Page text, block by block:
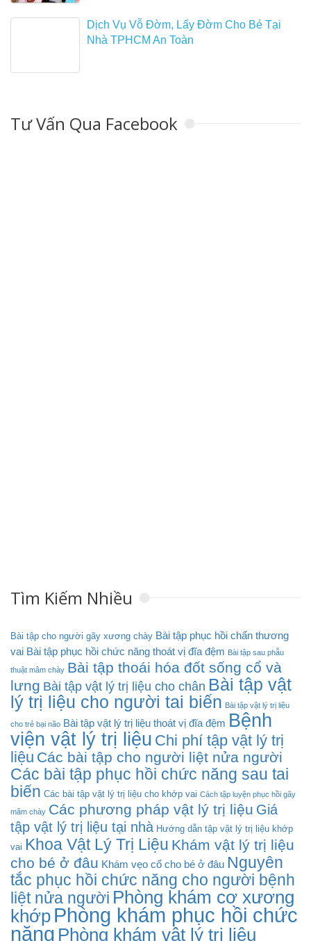
Dịch Vụ Vỗ Đờm, Lấy Đờm Cho Bé Tại
Nhà TPHCM An Toàn
Tư Vấn Qua Facebook
Tìm Kiếm Nhiều
Bài tập cho người gãy xương chày Bài tập phục hồi chấn thương
vai Bài tập phục hồi chức năng thoát vị đĩa đệm Bài tập sau phẫu
thuật mâm chày Bài tập thoái hóa đốt sống cổ và
lưng Bài tập vật lý trị liệu cho chân Bài tập vật
lý trị liệu cho người tai biến Bài tập vật lý trị liệu
cho trẻ bại não Bài tập vật lý trị liệu thoát vị đĩa đệm Bệnh
viện vật lý trị liệu Chi phí tập vật lý trị
liệu Các bài tập cho người liệt nửa người
Các bài tập phục hồi chức năng sau tai
biến Các bài tập vật lý trị liệu cho khớp vai Cách tập luyện phục hồi gãy
mâm chày Các phương pháp vật lý trị liệu Giá
tập vật lý trị liệu tại nhà Hướng dẫn tập vật lý trị liệu khớp
vai Khoa Vật Lý Trị Liệu Khám vật lý trị liệu
cho bé ở đâu Khám vẹo cổ cho bé ở đâu Nguyên
tắc phục hồi chức năng cho người bệnh
liệt nửa người Phòng khám cơ xương
khớp Phòng khám phục hồi chức
năng Phòng khám vật lý trị liệu